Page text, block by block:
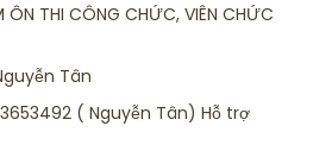
ÔN THI CÔNG CHỨC, VIÊN CHỨC
Tân
( Nguyễn Tân) Hỗ trợ